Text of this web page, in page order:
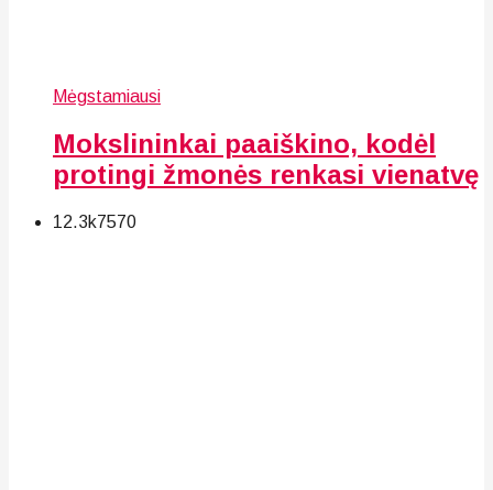
Mėgstamiausi
Mokslininkai paaiškino, kodėl
protingi žmonės renkasi vienatvę
12.3k7570